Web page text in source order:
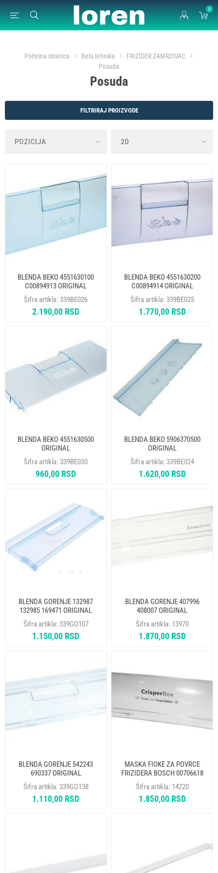
0
Početna stranica Bela tehnika
FRIZIDER ZAMRZIVAC
Posuda
Posuda
FILTRIRAJ PROIZVODE
BLENDA BEKO 4551630100
C00894913 ORIGINAL
Šifra artikla: 339BE026
2.190,00 RSD
BLENDA BEKO 4551630200
C00894914 ORIGINAL
Šifra artikla: 339BE025
1.770,00 RSD
BLENDA BEKO 4551630500
ORIGINAL
Šifra artikla: 339BE030
960,00 RSD
BLENDA BEKO 5906370500
ORIGINAL
Šifra artikla: 339BE024
1.620,00 RSD
BLENDA GORENJE 132987
132985 169471 ORIGINAL
Šifra artikla: 339GO107
1.150,00 RSD
BLENDA GORENJE 407996
408007 ORIGINAL
Šifra artikla: 13970
1.870,00 RSD
BLENDA GORENJE 542243
690337 ORIGINAL
Šifra artikla: 339GO138
1.110,00 RSD
MASKA FIOKE ZA POVRCE
FRIZIDERA BOSCH 00706618
ORIGINAL
Šifra artikla: 14220
1.850,00 RSD